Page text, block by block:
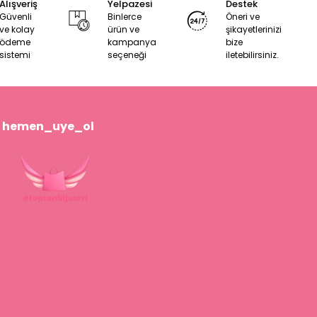
Alışveriş
Güvenli
ve kolay
ödeme
sistemi
Yelpazesi
Binlerce
ürün ve
kampanya
seçeneği
Destek
Öneri ve
şikayetlerinizi
bize
iletebilirsiniz.
hemen_uye_ol